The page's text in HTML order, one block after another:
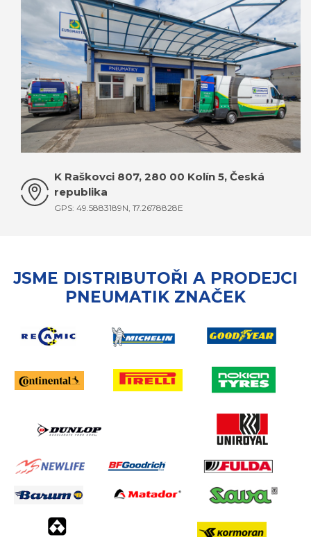
K Raškovci 807, 280 00 Kolín 5, Česká
republika
GPS: 49.5883189N, 17.2678828E
JSME DISTRIBUTOŘI A PRODEJCI
PNEUMATIK ZNAČEK